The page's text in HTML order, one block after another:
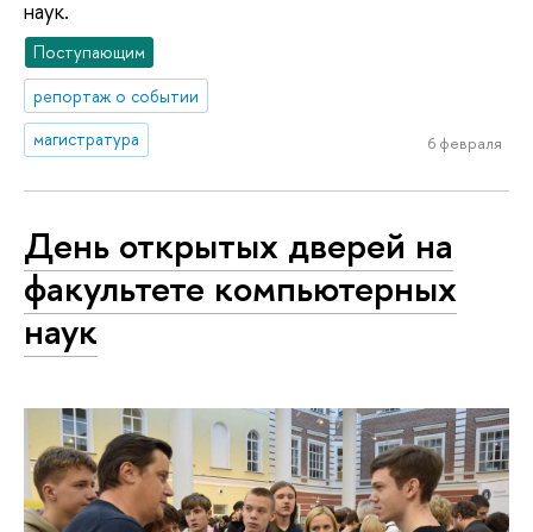
наук.
Поступающим
репортаж о событии
магистратура
6 февраля
День открытых дверей на
факультете компьютерных
наук